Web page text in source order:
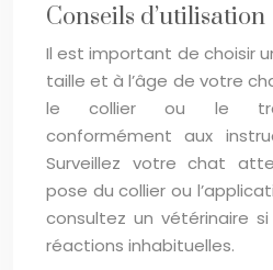
Conseils d’utilisation
Il est important de choisir
taille et à l’âge de votre
le collier ou le
conformément aux
Surveillez votre chat
pose du collier ou
consultez un vétérinaire
réactions inhabituelles.